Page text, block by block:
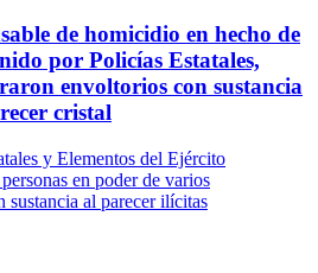
de homicidio en hecho de
por Policías Estatales,
envoltorios con sustancia
cristal